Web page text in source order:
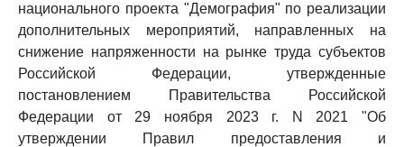
национального проекта "Демография" по реализации
дополнительных мероприятий, направленных на
снижение напряженности на рынке труда субъектов
Российской Федерации, утвержденные
постановлением Правительства Российской
Федерации от 29 ноября 2023 г. N 2021 "Об
утверждении Правил предоставления и